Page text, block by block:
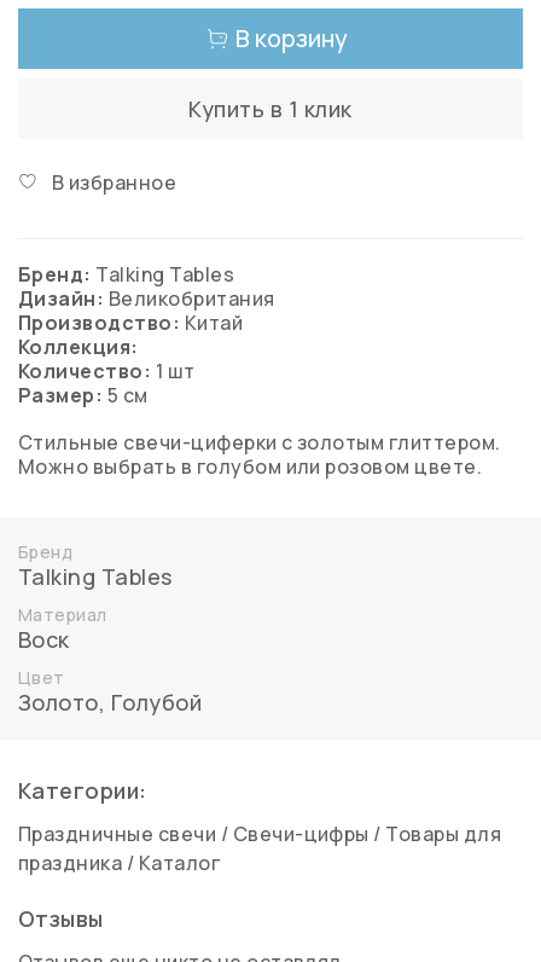
В корзину
Купить в 1 клик
В избранное
Бренд: Talking Tables
Дизайн: Великобритания
Производство: Китай
Коллекция:
Количество: 1 шт
Размер: 5 см
Стильные свечи-циферки с золотым глиттером.
Можно выбрать в голубом или розовом цвете.
Бренд
Talking Tables
Материал
Воск
Цвет
Золото, Голубой
Категории:
Праздничные свечи / Свечи-цифры / Товары для
праздника / Каталог
Отзывы